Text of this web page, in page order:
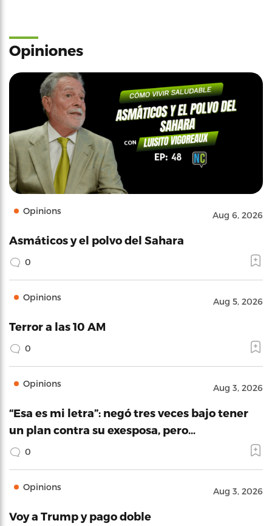
Opiniones
Opinions Aug 6, 2026
Asmáticos y el polvo del Sahara
0
Opinions Aug 5, 2026
Terror a las 10 AM
0
Opinions Aug 3, 2026
“Esa es mi letra”: negó tres veces bajo tener
un plan contra su exesposa, pero…
0
Opinions Aug 3, 2026
Voy a Trump y pago doble